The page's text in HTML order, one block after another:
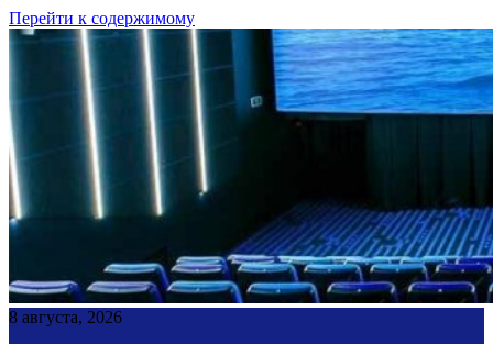
Перейти к содержимому
8 августа, 2026